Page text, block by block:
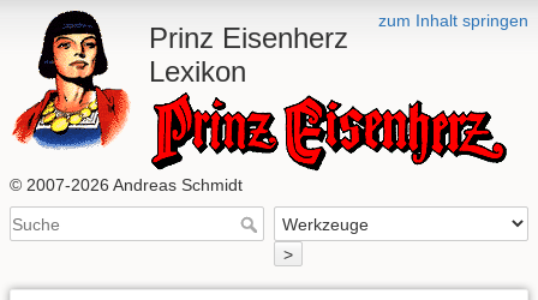
zum Inhalt springen
Prinz Eisenherz
Lexikon
© 2007-2026 Andreas Schmidt
>